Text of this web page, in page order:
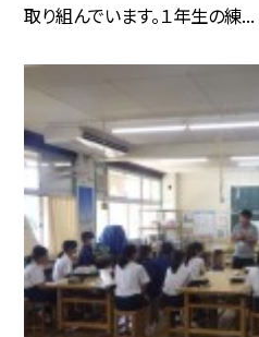
取り組んでいます。１年生の練...